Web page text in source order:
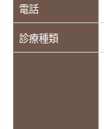
電話
診療種類